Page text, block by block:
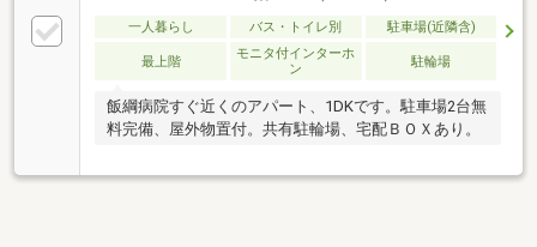
一人暮らし バス・トイレ別 駐車場(近隣含)
最上階
モニタ付インターホ
ン
駐輪場
飯綱病院すぐ近くのアパート、1DKです。駐車場2台無
料完備、屋外物置付。共有駐輪場、宅配ＢＯＸあり。